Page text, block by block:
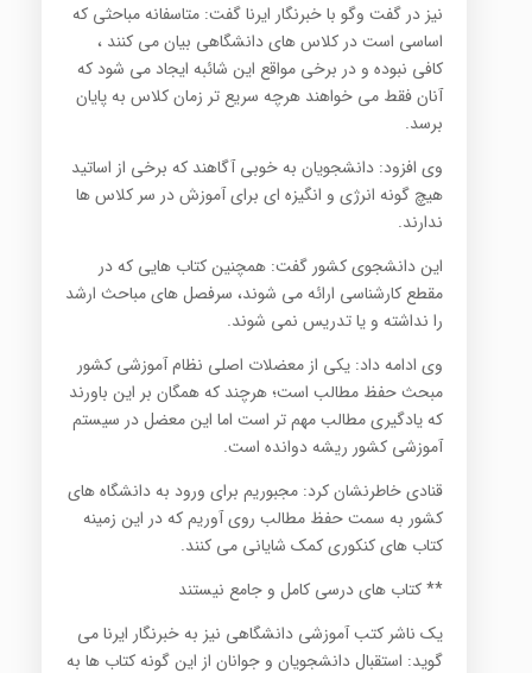
نیز در گفت وگو با خبرنگار ایرنا گفت: متاسفانه مباحثی که
اساسی است در کلاس های دانشگاهی بیان می کنند ،
کافی نبوده و در برخی مواقع این شائبه ایجاد می شود که
آنان فقط می خواهند هرچه سریع تر زمان کلاس به پایان
برسد.
وی افزود: دانشجویان به خوبی آگاهند که برخی از اساتید
هیچ گونه انرژی و انگیزه ای برای آموزش در سر کلاس ها
ندارند.
این دانشجوی کشور گفت: همچنین کتاب هایی که در
مقطع کارشناسی ارائه می شوند، سرفصل های مباحث ارشد
را نداشته و یا تدریس نمی شوند.
وی ادامه داد: یکی از معضلات اصلی نظام آموزشی کشور
مبحث حفظ مطالب است؛ هرچند که همگان بر این باورند
که یادگیری مطالب مهم تر است اما این معضل در سیستم
آموزشی کشور ریشه دوانده است.
قنادی خاطرنشان کرد: مجبوریم برای ورود به دانشگاه های
کشور به سمت حفظ مطالب روی آوریم که در این زمینه
کتاب های کنکوری کمک شایانی می کنند.
** کتاب های درسی کامل و جامع نیستند
یک ناشر کتب آموزشی دانشگاهی نیز به خبرنگار ایرنا می
گوید: استقبال دانشجویان و جوانان از این گونه کتاب ها به